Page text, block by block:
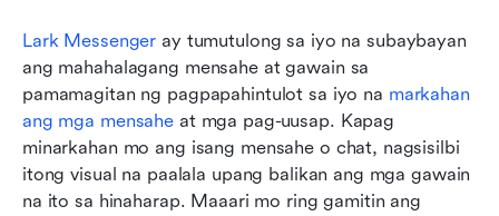
Lark Messenger ay tumutulong sa iyo na subaybayan
ang mahahalagang mensahe at gawain sa
pamamagitan ng pagpapahintulot sa iyo na markahan
ang mga mensahe at mga pag-uusap. Kapag
minarkahan mo ang isang mensahe o chat, nagsisilbi
itong visual na paalala upang balikan ang mga gawain
na ito sa hinaharap. Maaari mo ring gamitin ang